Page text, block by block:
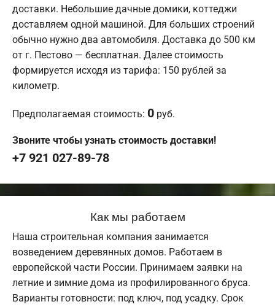
доставки. Небольшие дачные домики, коттеджи
доставляем одной машиной. Для больших строений
обычно нужно два автомобиля. Доставка до 500 км
от г. Пестово — бесплатная. Далее стоимость
формируется исходя из тарифа: 150 рублей за
километр.
Предполагаемая стоимость: 0 руб.
Звоните чтобы узнать стоимость доставки!
+7 921 027-89-78
Как мы работаем
Наша строительная компания занимается
возведением деревянных домов. Работаем в
европейской части России. Принимаем заявки на
летние и зимние дома из профилированного бруса.
Варианты готовности: под ключ, под усадку. Срок